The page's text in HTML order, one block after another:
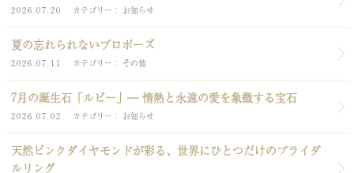
2026.07.20 カテゴリー お知らせ
夏の忘れられないプロポーズ
2026.07.11 カテゴリー その他
7月の誕生石「ルビー」― 情熱と永遠の愛を象徴する宝石
2026.07.02 カテゴリー お知らせ
天然ピンクダイヤモンドが彩る、世界にひとつだけのブライダ
ルリング